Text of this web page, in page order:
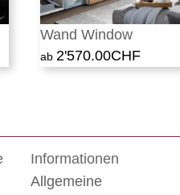
Wand Window
2'570.00CHF
Informationen
Allgemeine